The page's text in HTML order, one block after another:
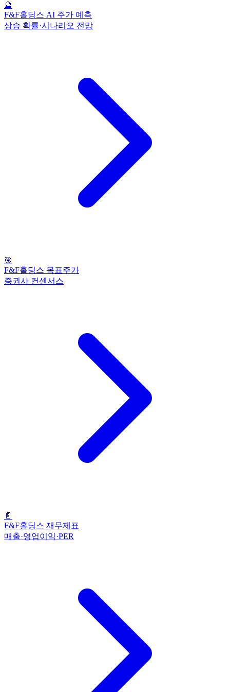
🔮
F&F홀딩스 AI 주가 예측
상승 확률·시나리오 전망
🎯
F&F홀딩스 목표주가
증권사 컨센서스
📄
F&F홀딩스 재무제표
매출·영업이익·PER